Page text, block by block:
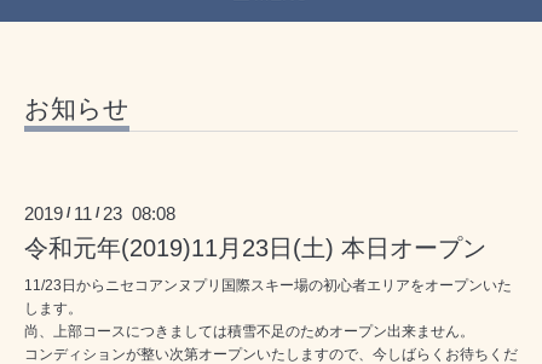
お知らせ
2019 / 11 / 23 08:08
令和元年(2019)11月23日(土) 本日オープン
11/23日からニセコアンヌプリ国際スキー場の初心者エリアをオープンいた
します。
尚、上部コースにつきましては積雪不足のためオープン出来ません。
コンディションが整い次第オープンいたしますので、今しばらくお待ちくだ